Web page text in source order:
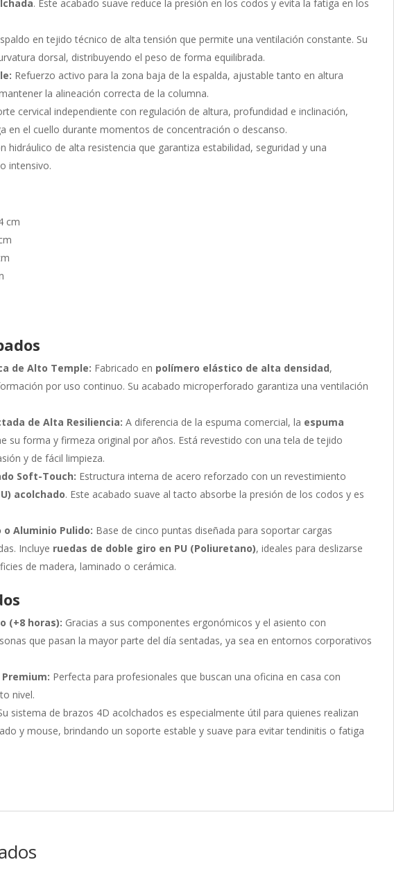
. Este acabado suave reduce la presión en los codos y evita la fatiga en los
en tejido técnico de alta tensión que permite una ventilación constante. Su
dorsal, distribuyendo el peso de forma equilibrada.
Refuerzo activo para la zona baja de la espalda, ajustable tanto en altura
la alineación correcta de la columna.
cervical independiente con regulación de altura, profundidad e inclinación,
en el cuello durante momentos de concentración o descanso.
hidráulico de alta resistencia que garantiza estabilidad, seguridad y una
intensivo.
cm
de Alto Temple: Fabricado en polímero elástico de alta densidad,
por uso continuo. Su acabado microperforado garantiza una ventilación
de Alta Resiliencia: A diferencia de la espuma comercial, la espuma
su forma y firmeza original por años. Está revestido con una tela de tejido
y de fácil limpieza.
Soft-Touch: Estructura interna de acero reforzado con un revestimiento
acolchado. Este acabado suave al tacto absorbe la presión de los codos y es
o Aluminio Pulido: Base de cinco puntas diseñada para soportar cargas
Incluye ruedas de doble giro en PU (Poliuretano), ideales para deslizarse
de madera, laminado o cerámica.
(+8 horas): Gracias a sus componentes ergonómicos y el asiento con
que pasan la mayor parte del día sentadas, ya sea en entornos corporativos
Perfecta para profesionales que buscan una oficina en casa con
nivel.
sistema de brazos 4D acolchados es especialmente útil para quienes realizan
y mouse, brindando un soporte estable y suave para evitar tendinitis o fatiga